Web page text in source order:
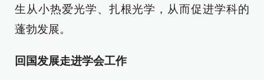
生从小热爱光学、扎根光学，从而促进学科的
蓬勃发展。
回国发展走进学会工作